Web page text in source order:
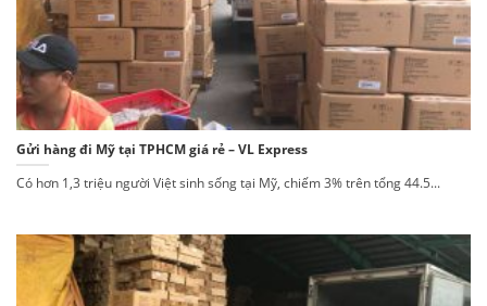
Gửi hàng đi Mỹ tại TPHCM giá rẻ – VL Express
Có hơn 1,3 triệu người Việt sinh sống tại Mỹ, chiếm 3% trên tổng 44.5...